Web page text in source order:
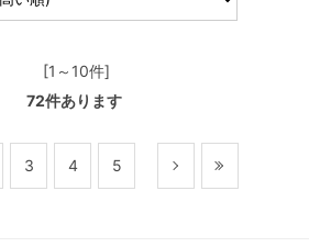
[1～10件]
72件あります
3 4 5